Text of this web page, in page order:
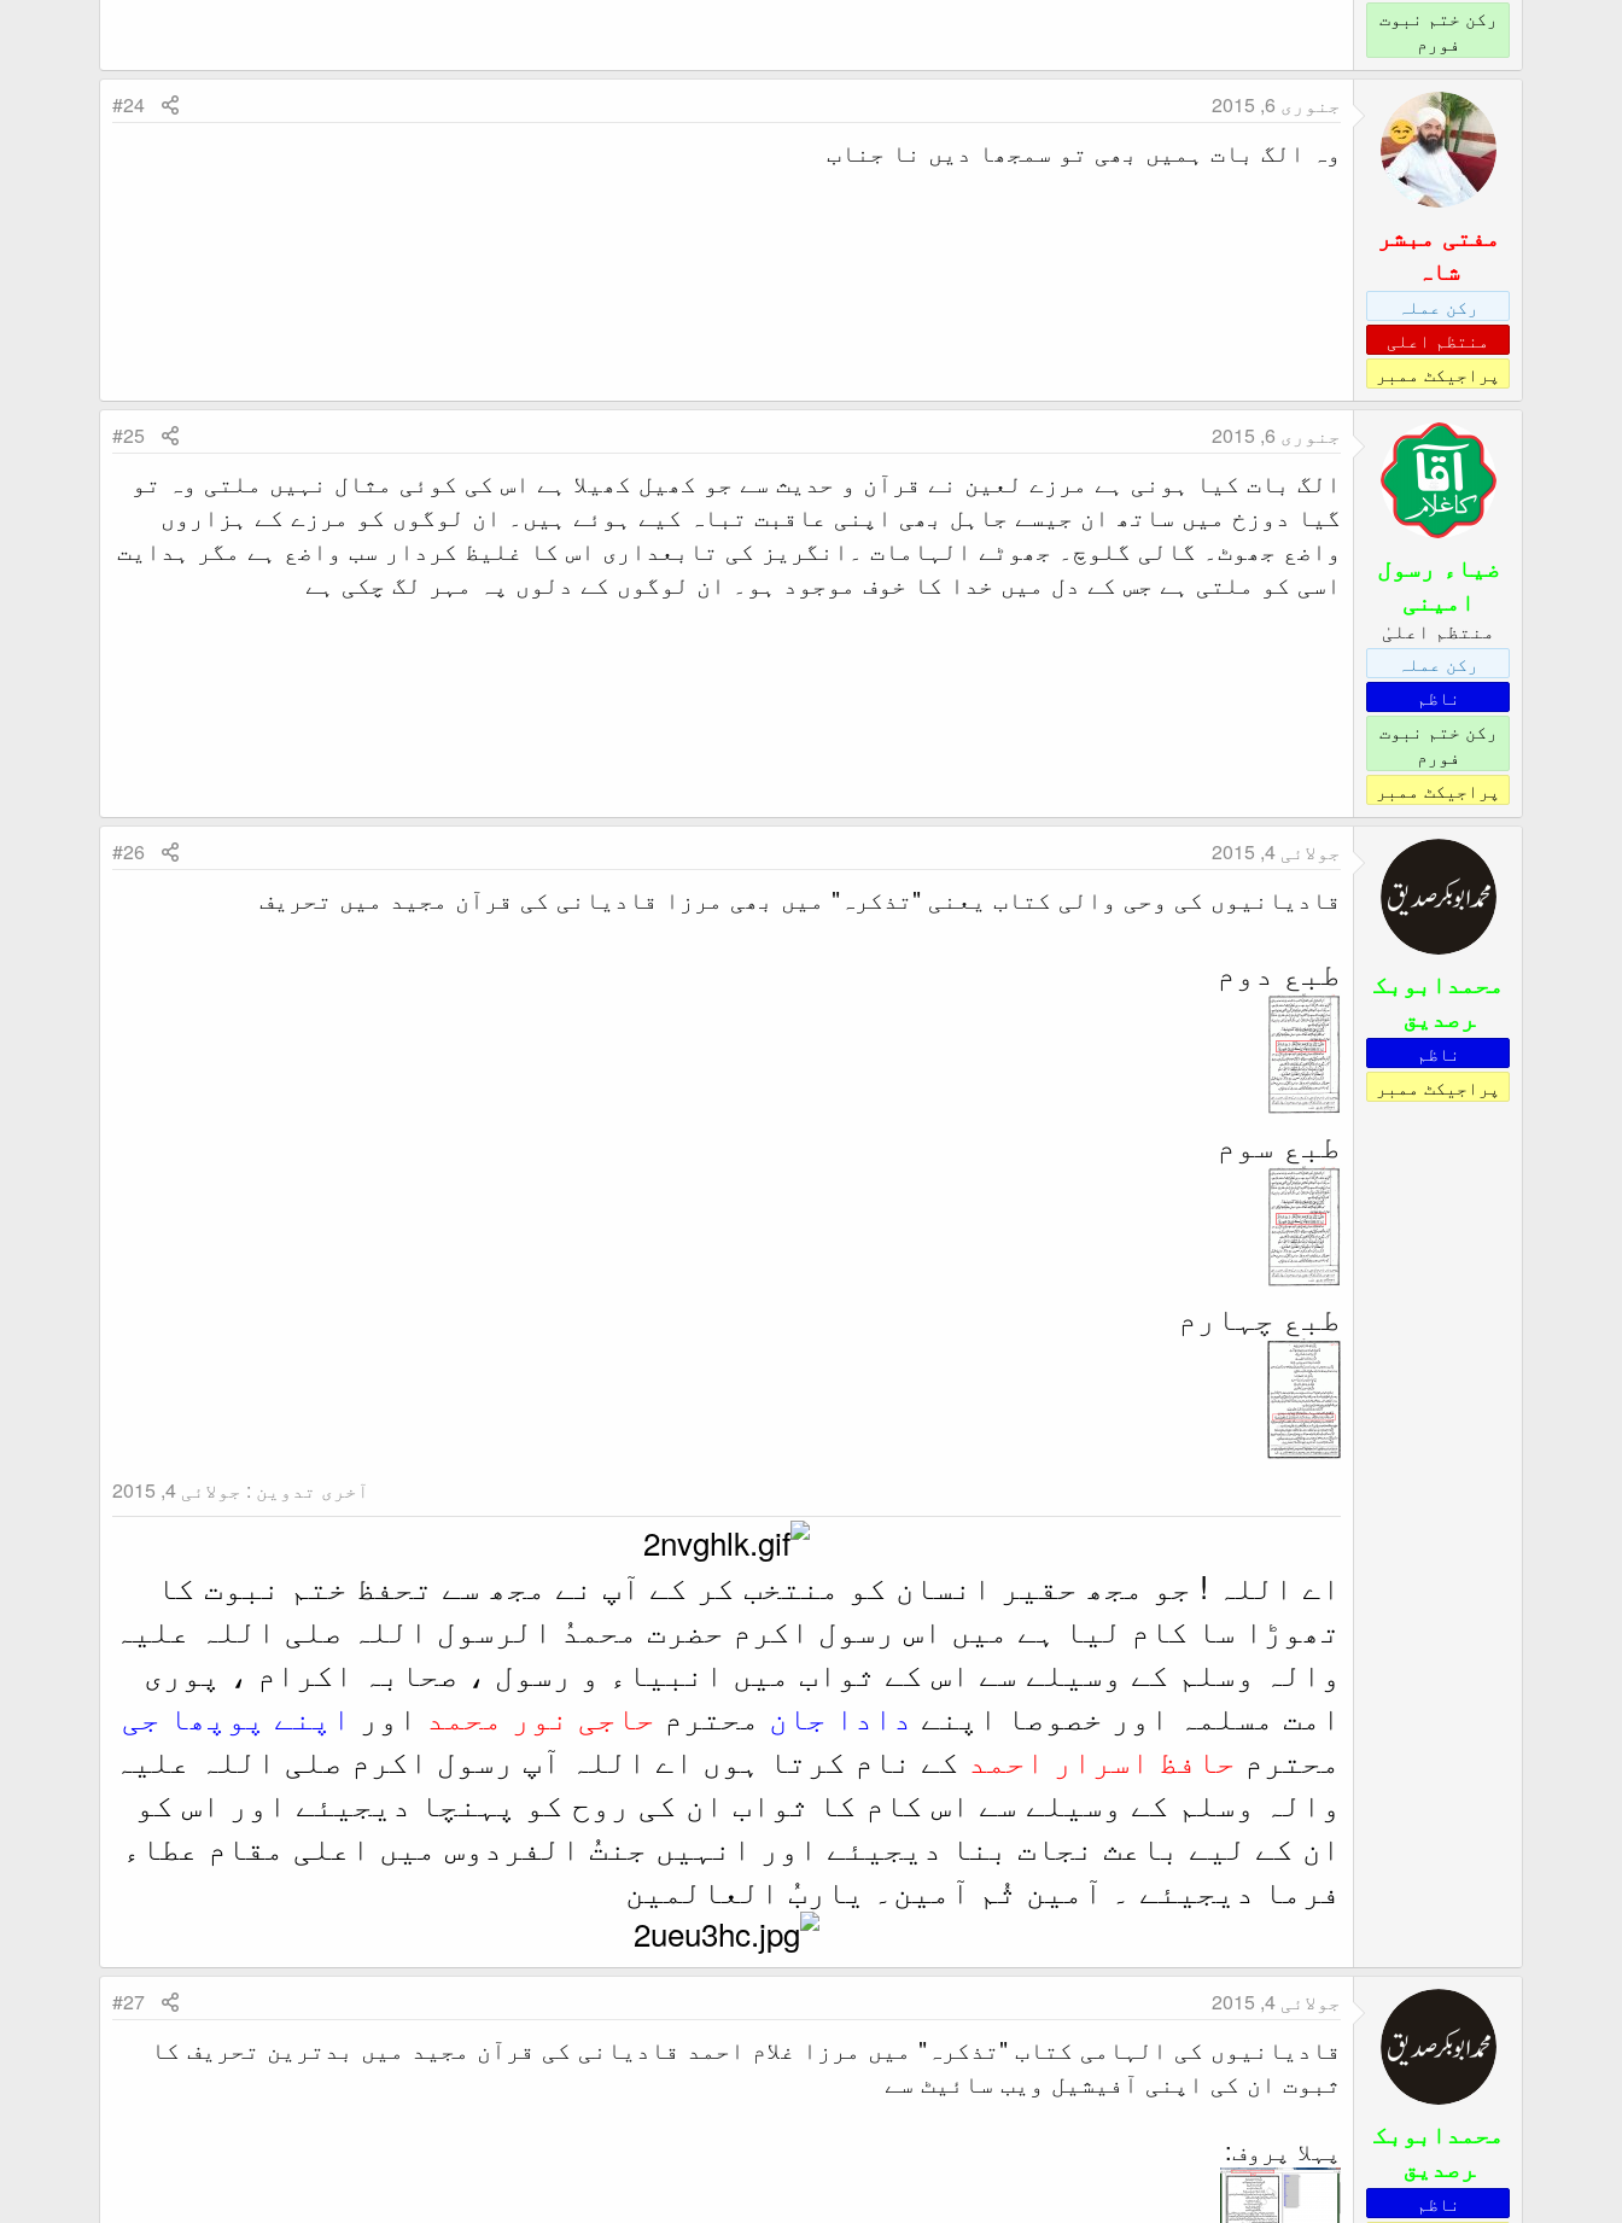
رکن ختم نبوت
فورم
مفتی مبشر
شاہ
رکن عملہ
منتظم اعلی
پراجیکٹ ممبر
جنوری 6, 2015 #24
وہ الگ بات ہمیں بھی تو سمجھا دیں نا جناب
ضیاء رسول
امینی
منتظم اعلیٰ
رکن عملہ
ناظم
رکن ختم نبوت
فورم
پراجیکٹ ممبر
جنوری 6, 2015 #25
الگ بات کیا ہونی ہے مرزے لعین نے قرآن و حدیث سے جو کھیل کھیلا ہے اس کی کوئی مثال نہیں ملتی وہ تو
گیا دوزخ میں ساتھ ان جیسے جاہل بھی اپنی عاقبت تباہ کیے ہوئے ہیں۔ ان لوگوں کو مرزے کے ہزاروں
واضع جھوٹ۔ گالی گلوچ۔ جھوٹے الہامات ۔انگریز کی تابعداری اس کا غلیظ کردار سب واضع ہے مگر ہدایت
اسی کو ملتی ہے جس کے دل میں خدا کا خوف موجود ہو۔ ان لوگوں کے دلوں پہ مہر لگ چکی ہے
محمدابوبک
رصدیق
ناظم
پراجیکٹ ممبر
جولائی 4, 2015 #26
قادیانیوں کی وحی والی کتاب یعنی "تذکرہ" میں بھی مرزا قادیانی کی قرآن مجید میں تحریف
طبع دوم
طبع سوم
طبع چہارم
آخری تدوین : جولائی 4, 2015
اے اللہ ! جو مجھ حقیر انسان کو منتخب کر کے آپ نے مجھ سے تحفظ ختم نبوت کا
تھوڑا سا کام لیا ہے میں اس رسول اکرم حضرت محمدُ الرسول اللہ صلی اللہ علیہ
والہ وسلم کے وسیلے سے اس کے ثواب میں انبیاء و رسول ، صحابہ اکرام ، پوری
امت مسلمہ اور خصوصا اپنے دادا جان محترم حاجی نور محمد اور
اپنے پوپھا جی
محترم حافظ اسرار احمد کے نام کرتا ہوں اے اللہ آپ رسول اکرم صلی اللہ علیہ
والہ وسلم کے وسیلے سے اس کام کا ثواب ان کی روح کو پہنچا دیجیئے اور اس کو
ان کے لیے باعث نجات بنا دیجیئے اور انہیں جنتُ الفردوس میں اعلی مقام عطاء
فرما دیجیئے ۔ آمین ثُم آمین۔ یاربُ العالمین
محمدابوبک
رصدیق
ناظم
جولائی 4, 2015 #27
قادیانیوں کی الہامی کتاب "تذکرہ" میں مرزا غلام احمد قادیانی کی قرآن مجید میں بدترین تحریف کا
ثبوت ان کی اپنی آفیشیل ویب سائیٹ سے
پہلا پروف: